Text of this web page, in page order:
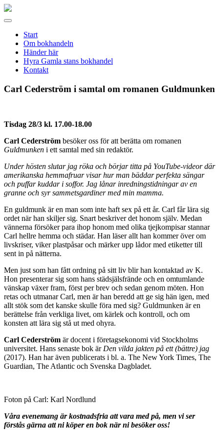
Gamla
Meny
Start
Om bokhandeln
Händer här
Hyra Gamla stans bokhandel
Kontakt
Carl Cederström i samtal om romanen Guldmunken
Tisdag 28/3 kl. 17.00-18.00
Carl Cederström besöker oss för att berätta om romanen
Guldmunken i ett samtal med sin redaktör.
Under hösten slutar jag röka och börjar titta på YouTube-videor där
amerikanska hemmafruar visar hur man bäddar perfekta sängar
och puffar kuddar i soffor. Jag lånar inredningstidningar av en
granne och syr sammetsgardiner med min mamma.
En guldmunk är en man som inte haft sex på ett år. Carl får lära sig
ordet när han skiljer sig. Snart beskriver det honom själv. Medan
vännerna försöker para ihop honom med olika tjejkompisar stannar
Carl hellre hemma och städar. Han läser allt han kommer över om
livskriser, viker plastpåsar och märker upp lådor med etiketter till
sent in på nätterna.
Men just som han fått ordning på sitt liv blir han kontaktad av K.
Hon presenterar sig som hans städsjälsfrände och en omtumlande
vänskap växer fram, först per brev och sedan genom möten. Hon
retas och utmanar Carl, men är han beredd att ge sig hän igen, med
allt stök som det kanske skulle föra med sig? Guldmunken är en
berättelse från verkliga livet, om kärlek och kontroll, och om
konsten att lära sig stå ut med ohyra.
Carl Cederström är docent i företagsekonomi vid Stockholms
universitet. Hans senaste bok ärDen vilda jakten på ett (bättre) jag
(2017). Han har även publicerats i bl. a. The New York Times, The
Guardian, The Atlantic och Svenska Dagbladet.
Foton på Carl: Karl Nordlund
Våra evenemang är kostnadsfria att vara med på, men vi ser
förstås gärna att ni köper en bok när ni besöker oss!